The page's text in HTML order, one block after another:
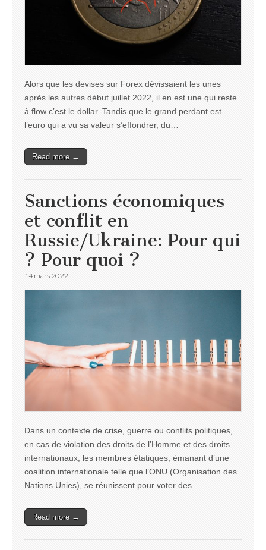
Alors que les devises sur Forex dévissaient les unes
après les autres début juillet 2022, il en est une qui reste
à flow c’est le dollar. Tandis que le grand perdant est
l’euro qui a vu sa valeur s’effondrer, du…
Read more →
Sanctions économiques
et conflit en
Russie/Ukraine: Pour qui
? Pour quoi ?
14 mars 2022
Dans un contexte de crise, guerre ou conflits politiques,
en cas de violation des droits de l’Homme et des droits
internationaux, les membres étatiques, émanant d’une
coalition internationale telle que l’ONU (Organisation des
Nations Unies), se réunissent pour voter des…
Read more →